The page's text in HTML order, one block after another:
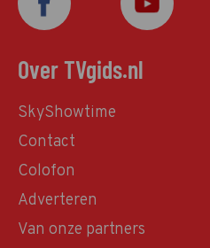
Over TVgids.nl
SkyShowtime
Contact
Colofon
Adverteren
Van onze partners